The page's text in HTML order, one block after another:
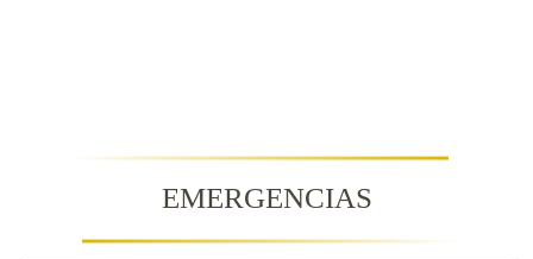
EMERGENCIAS